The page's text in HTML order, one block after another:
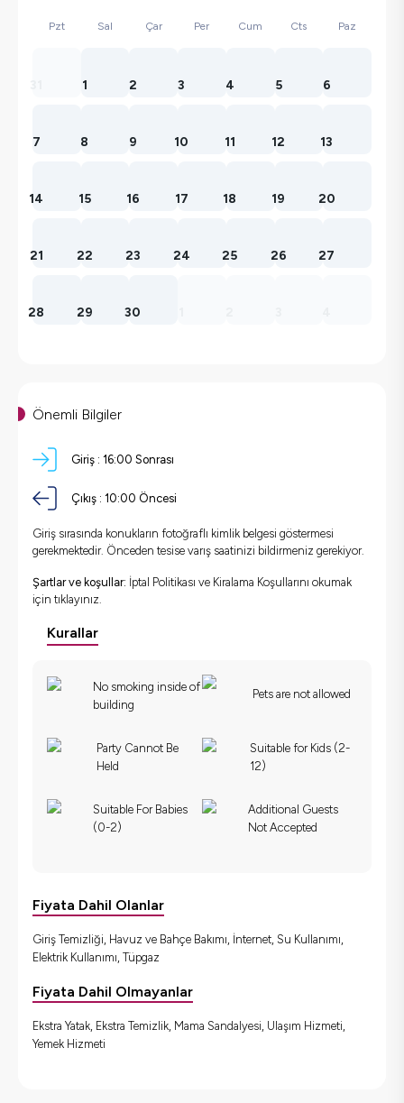
Pzt Sal Çar Per Cum Cts Paz
1 2 3 4 5 6
7 8 9 10 11 12 13
14 15 16 17 18 19 20
21 22 23 24 25 26 27
28 29 30
Önemli Bilgiler
Giriş : 16:00 Sonrası
Çıkış : 10:00 Öncesi
Giriş sırasında konukların fotoğraflı kimlik belgesi göstermesi
gerekmektedir. Önceden tesise varış saatinizi bildirmeniz gerekiyor.
Şartlar ve koşullar: İptal Politikası ve Kiralama Koşullarını okumak
için tıklayınız.
Kurallar
No smoking inside of
building
Pets are not allowed
Party Cannot Be
Held
Suitable for Kids (2-
12)
Suitable For Babies
(0-2)
Additional Guests
Not Accepted
Fiyata Dahil Olanlar
Giriş Temizliği, Havuz ve Bahçe Bakımı, İnternet, Su Kullanımı,
Elektrik Kullanımı, Tüpgaz
Fiyata Dahil Olmayanlar
Ekstra Yatak, Ekstra Temizlik, Mama Sandalyesi, Ulaşım Hizmeti,
Yemek Hizmeti